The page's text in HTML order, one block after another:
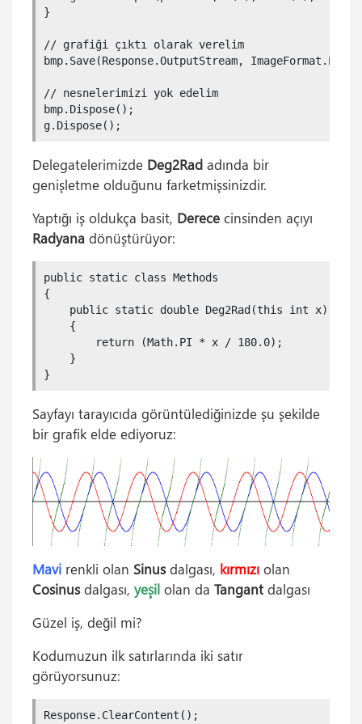
}
// grafiği çıktı olarak verelim
bmp.Save(Response.OutputStream, ImageFormat.Png);
// nesnelerimizi yok edelim
bmp.Dispose();
g.Dispose();
Delegatelerimizde Deg2Rad adında bir
genişletme olduğunu farketmişsinizdir.
Yaptığı iş oldukça basit, Derece cinsinden açıyı
Radyana dönüştürüyor:
public static class Methods
{
    public static double Deg2Rad(this int x)
    {
        return (Math.PI * x / 180.0);
    }
}
Sayfayı tarayıcıda görüntülediğinizde şu şekilde
bir grafik elde ediyoruz:
Mavi renkli olan Sinusdalgası, kırmızı olan
Cosinusdalgası, yeşil olan da Tangant dalgası
Güzel iş, değil mi?
Kodumuzun ilk satırlarında iki satır
görüyorsunuz:
Response.ClearContent();